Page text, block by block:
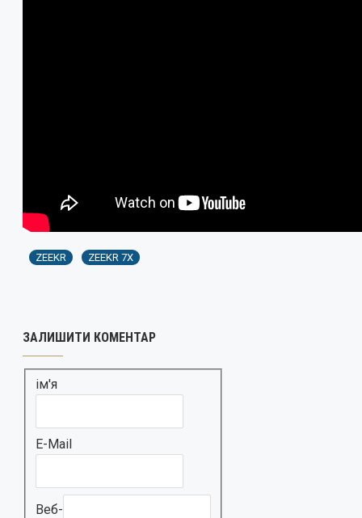
ZEEKR ZEEKR 7X
ЗАЛИШИТИ КОМЕНТАР
ім'я
E-Mail
Веб-